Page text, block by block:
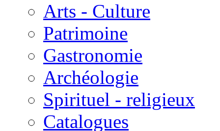
Arts - Culture
Patrimoine
Gastronomie
Archéologie
Spirituel - religieux
Catalogues